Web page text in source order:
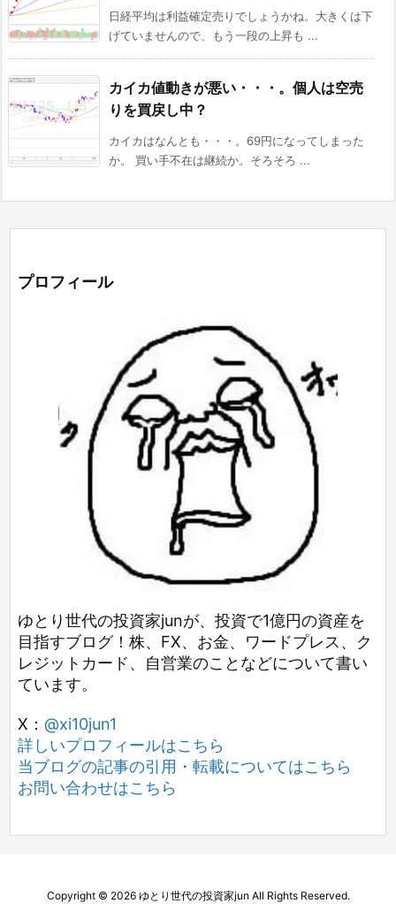
日経平均は利益確定売りでしょうかね。大きくは下
げていませんので、もう一段の上昇も ...
カイカ値動きが悪い・・・。個人は空売
りを買戻し中？
カイカはなんとも・・・。69円になってしまった
か。 買い手不在は継続か。そろそろ ...
プロフィール
ゆとり世代の投資家junが、投資で1億円の資産を
目指すブログ！株、FX、お金、ワードプレス、ク
レジットカード、自営業のことなどについて書い
ています。
X： @xi10jun1
詳しいプロフィールはこちら
当ブログの記事の引用・転載についてはこちら
お問い合わせはこちら
Copyright © 2026 ゆとり世代の投資家jun All Rights Reserved.